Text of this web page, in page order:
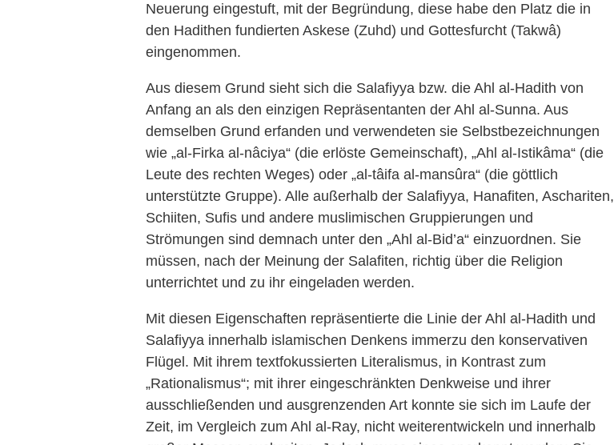
Neuerung eingestuft, mit der Begründung, diese habe den Platz die in
den Hadithen fundierten Askese (Zuhd) und Gottesfurcht (Takwâ)
eingenommen.
Aus diesem Grund sieht sich die Salafiyya bzw. die Ahl al-Hadith von
Anfang an als den einzigen Repräsentanten der Ahl al-Sunna. Aus
demselben Grund erfanden und verwendeten sie Selbstbezeichnungen
wie „al-Firka al-nâciya“ (die erlöste Gemeinschaft), „Ahl al-Istikâma“ (die
Leute des rechten Weges) oder „al-tâifa al-mansûra“ (die göttlich
unterstützte Gruppe). Alle außerhalb der Salafiyya, Hanafiten, Aschariten,
Schiiten, Sufis und andere muslimischen Gruppierungen und
Strömungen sind demnach unter den „Ahl al-Bid’a“ einzuordnen. Sie
müssen, nach der Meinung der Salafiten, richtig über die Religion
unterrichtet und zu ihr eingeladen werden.
Mit diesen Eigenschaften repräsentierte die Linie der Ahl al-Hadith und
Salafiyya innerhalb islamischen Denkens immerzu den konservativen
Flügel. Mit ihrem textfokussierten Literalismus, in Kontrast zum
„Rationalismus“; mit ihrer eingeschränkten Denkweise und ihrer
ausschließenden und ausgrenzenden Art konnte sie sich im Laufe der
Zeit, im Vergleich zum Ahl al-Ray, nicht weiterentwickeln und innerhalb